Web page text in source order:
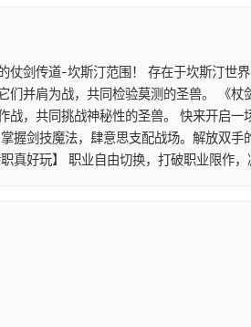
仗剑传道-坎斯汀范围！ 存在于坎斯汀世
们并肩为战，共同检验莫测的圣兽。 《
战，共同挑战神秘性的圣兽。 快来开启
掌握剑技魔法，肆意思支配战场。解放双
真好玩】 职业自由切换，打破职业限作